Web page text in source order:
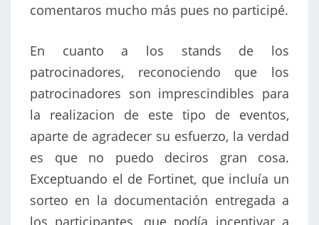
comentaros mucho más pues no participé.
En cuanto a los stands de los
patrocinadores, reconociendo que los
patrocinadores son imprescindibles para
la realizacion de este tipo de eventos,
aparte de agradecer su esfuerzo, la verdad
es que no puedo deciros gran cosa.
Exceptuando el de Fortinet, que incluía un
sorteo en la documentación entregada a
los participantes, que podía incentivar a